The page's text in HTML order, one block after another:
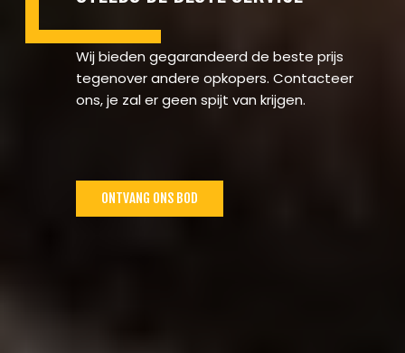
Wij bieden gegarandeerd de beste prijs
tegenover andere opkopers. Contacteer
ons, je zal er geen spijt van krijgen.
ONTVANG ONS BOD